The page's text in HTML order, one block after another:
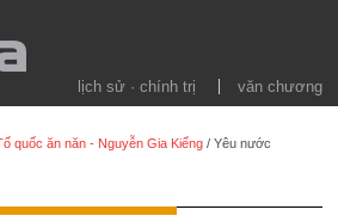
lịch sử · chính trị văn chương
quốc ăn năn - Nguyễn Gia Kiểng /Yêu nước